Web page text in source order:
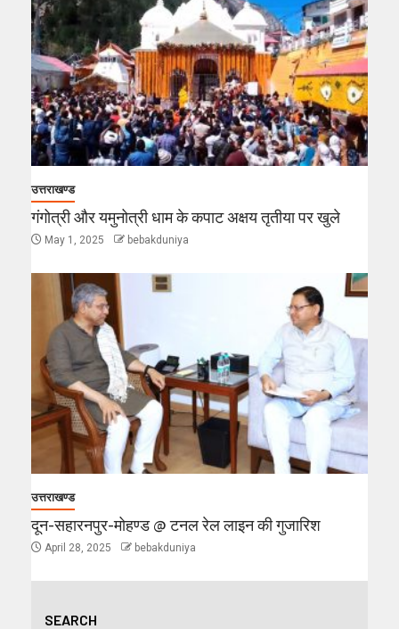
उत्तराखण्ड
गंगोत्री और यमुनोत्री धाम के कपाट अक्षय तृतीया पर खुले
May 1, 2025 bebakduniya
उत्तराखण्ड
दून-सहारनपुर-मोहण्ड @ टनल रेल लाइन की गुजारिश
April 28, 2025 bebakduniya
SEARCH